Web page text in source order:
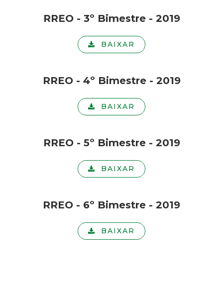
RREO - 3º Bimestre - 2019
BAIXAR
RREO - 4º Bimestre - 2019
BAIXAR
RREO - 5º Bimestre - 2019
BAIXAR
RREO - 6º Bimestre - 2019
BAIXAR